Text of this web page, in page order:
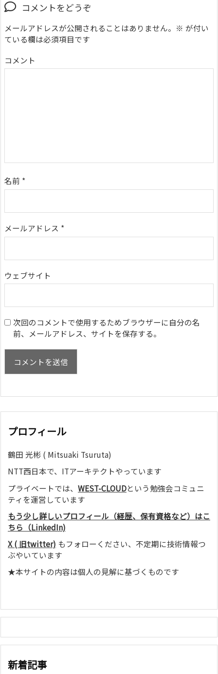
コメントをどうぞ
メールアドレスが公開されることはありません。 ※ が付い
ている欄は必須項目です
コメント
名前 *
メールアドレス *
ウェブサイト
次回のコメントで使用するためブラウザーに自分の名
前、メールアドレス、サイトを保存する。
プロフィール
鶴田 光彬 ( Mitsuaki Tsuruta)
NTT西日本で、ITアーキテクトやっています
プライベートでは、 WEST-CLOUDという勉強会コミュニ
ティを運営しています
もう少し詳しいプロフィール（経歴、保有資格など）はこ
ちら（LinkedIn)
X ( 旧twitter) もフォローください、不定期に技術情報つ
ぶやいています
★本サイトの内容は個人の見解に基づくものです
新着記事